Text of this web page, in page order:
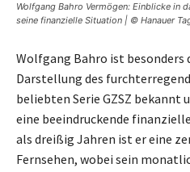
Wolfgang Bahro Vermögen: Einblicke in
seine finanzielle Situation | © Hanauer
Wolfgang Bahro ist besonders
Darstellung des
beliebten Serie GZSZ bekannt
eine beeindruckende
als dreißig Jahren ist er eine
Fernsehen, wobei sein